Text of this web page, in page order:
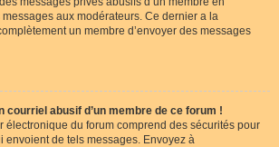
aux modérateurs. Ce dernier a la
un membre d’envoyer des messages
courriel abusif d’un membre de ce forum !
électronique du forum comprend des sécurités pour
envoient de tels messages. Envoyez à